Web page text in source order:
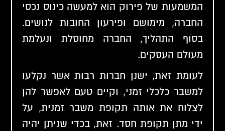
המשמעות של פירוק הוא למעשה כינוס נכסי
החברה, מימושם ופירעון החובות לנושים.
בסוף התהליך, החברה מחוסלת ונעלמת
מעולם העסקים.
לעומת זאת, ישנן חברות רבות אשר נקלעו
למשבר כלכלי זמני, וקיים טעם לאפשר להן
לצלוח את אותה תקופת משבר זמנית, על
ידי מתן תקופת חסד. זאת, בכדי שניתן יהיה